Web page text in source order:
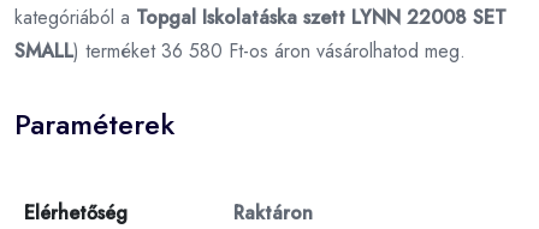
kategóriából a Topgal Iskolatáska szett LYNN 22008 SET
SMALL) terméket 36 580 Ft-os áron vásárolhatod meg.
Paraméterek
Elérhetőség Raktáron